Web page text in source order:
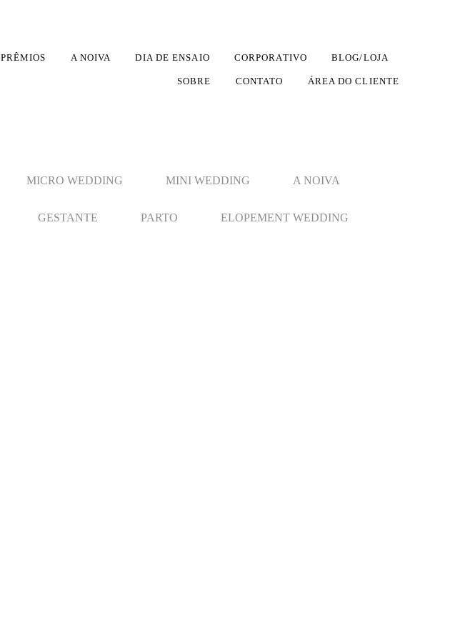
PRÊMIOS A NOIVA DIA DE ENSAIO CORPORATIVO BLOG/LOJA
SOBRE CONTATO ÁREA DO CLIENTE
MICRO WEDDING MINI WEDDING A NOIVA
GESTANTE PARTO ELOPEMENT WEDDING